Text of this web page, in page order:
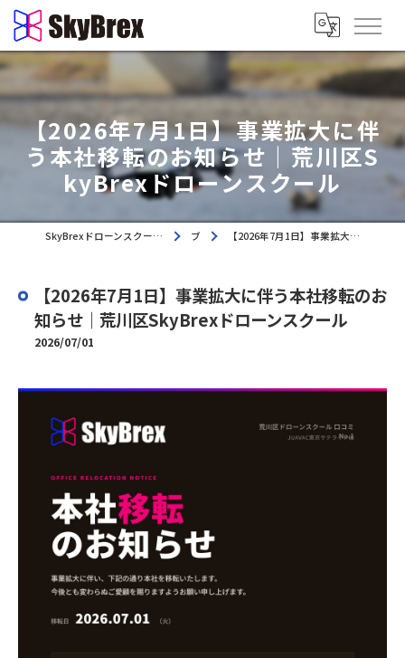
【2026年7月1日】事業拡大に伴
う本社移転のお知らせ｜荒川区S
kyBrexドローンスクール
SkyBrexドローンスクール｜東京都荒川区・都内近隣エリアのドローンスクール ブログ 【2026年7月1日】事業拡大に伴う本社移転のお知らせ｜荒川区SkyBrexドローンスクール
【2026年7月1日】事業拡大に伴う本社移転のお
知らせ｜荒川区SkyBrexドローンスクール
2026/07/01